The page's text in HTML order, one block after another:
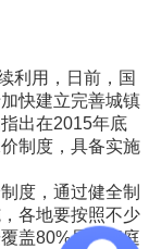
利用，日前，国
快建立完善城镇
出在2015年底
制度，具备实施
度，通过健全制
各地要按照不少
盖80%居民家庭